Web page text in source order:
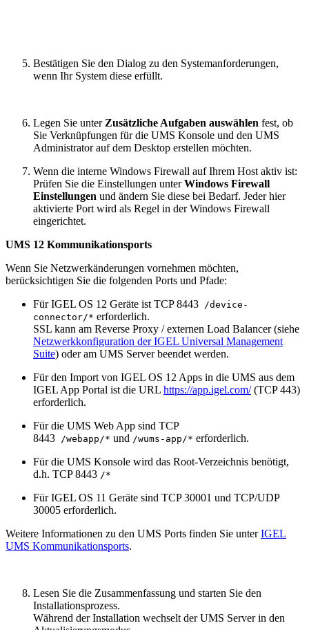
Bestätigen Sie den Dialog zu den Systemanforderungen,
wenn Ihr System diese erfüllt.
Legen Sie unterZusätzliche Aufgaben auswählen fest, ob
Sie Verknüpfungen für die UMS Konsole und den UMS
Administrator auf dem Desktop erstellen möchten.
Wenn die interne Windows Firewall auf Ihrem Host aktiv ist:
Prüfen Sie die Einstellungen unterWindows Firewall
Einstellungen und ändern Sie diese bei Bedarf. Jeder hier
aktivierte Port wird als Regel in der Windows Firewall
eingerichtet.
UMS 12 Kommunikationsports
Wenn Sie Netzwerkänderungen vornehmen möchten,
berücksichtigen Sie die folgenden Ports und Pfade:
Für IGEL OS 12 Geräte ist TCP 8443 /device-
connector/* erforderlich.
SSL kann am Reverse Proxy / externen Load Balancer (siehe
Netzwerkkonfiguration der IGEL Universal Management
Suite) oder am UMS Server beendet werden.
Für den Import von IGEL OS 12 Apps in die UMS aus dem
IGEL App Portal ist die URL https://app.igel.com/(TCP 443)
erforderlich.
Für die UMS Web App sind TCP
8443 /webapp/* und /wums-app/* erforderlich.
Für die UMS Konsole wird das Root-Verzeichnis benötigt,
d.h. TCP 8443 /*
Für IGEL OS 11 Geräte sind TCP 30001 und TCP/UDP
30005 erforderlich.
Weitere Informationen zu den UMS Ports finden Sie unterIGEL
UMS Kommunikationsports.
Lesen Sie die Zusammenfassung und starten Sie den
Installationsprozess.
Während der Installation wechselt der UMS Server in den